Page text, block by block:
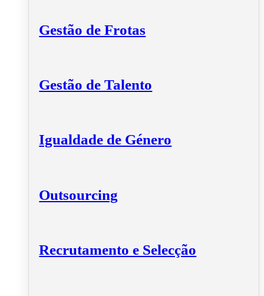
Gestão de Frotas
Gestão de Talento
Igualdade de Género
Outsourcing
Recrutamento e Selecção